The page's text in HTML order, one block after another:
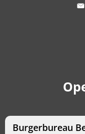
Burgerbureau